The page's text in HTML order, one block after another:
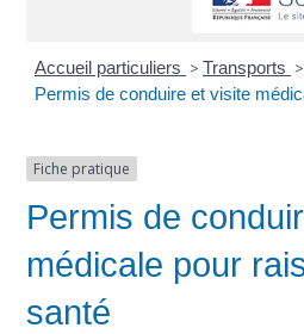
Accueil particuliers > Transports >
Permis de conduire et visite
Fiche pratique
Permis de
médicale pour
santé